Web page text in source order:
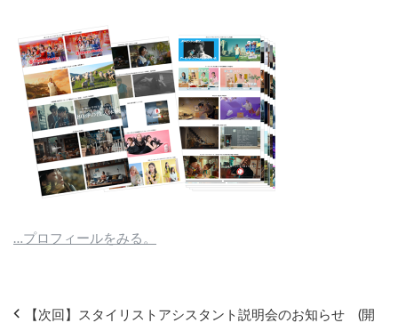
…プロフィールをみる。
【次回】スタイリストアシスタント説明会のお知らせ (開